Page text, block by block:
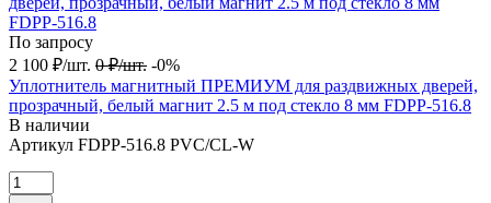
По запросу
2 100 ₽/шт. 0 ₽/шт. -0%
Уплотнитель магнитный ПРЕМИУМ для раздвижных дверей,
прозрачный, белый магнит 2.5 м под стекло 8 мм FDPP-516.8
В наличии
Артикул FDPP-516.8 PVC/CL-W